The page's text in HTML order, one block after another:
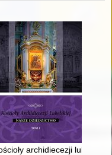
od konwersji do
archidiecezji